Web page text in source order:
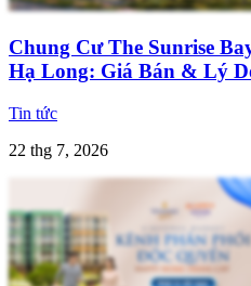
Chung Cư The Sunrise
Hạ Long: Giá Bán & Lý
Tin tức
22 thg 7, 2026